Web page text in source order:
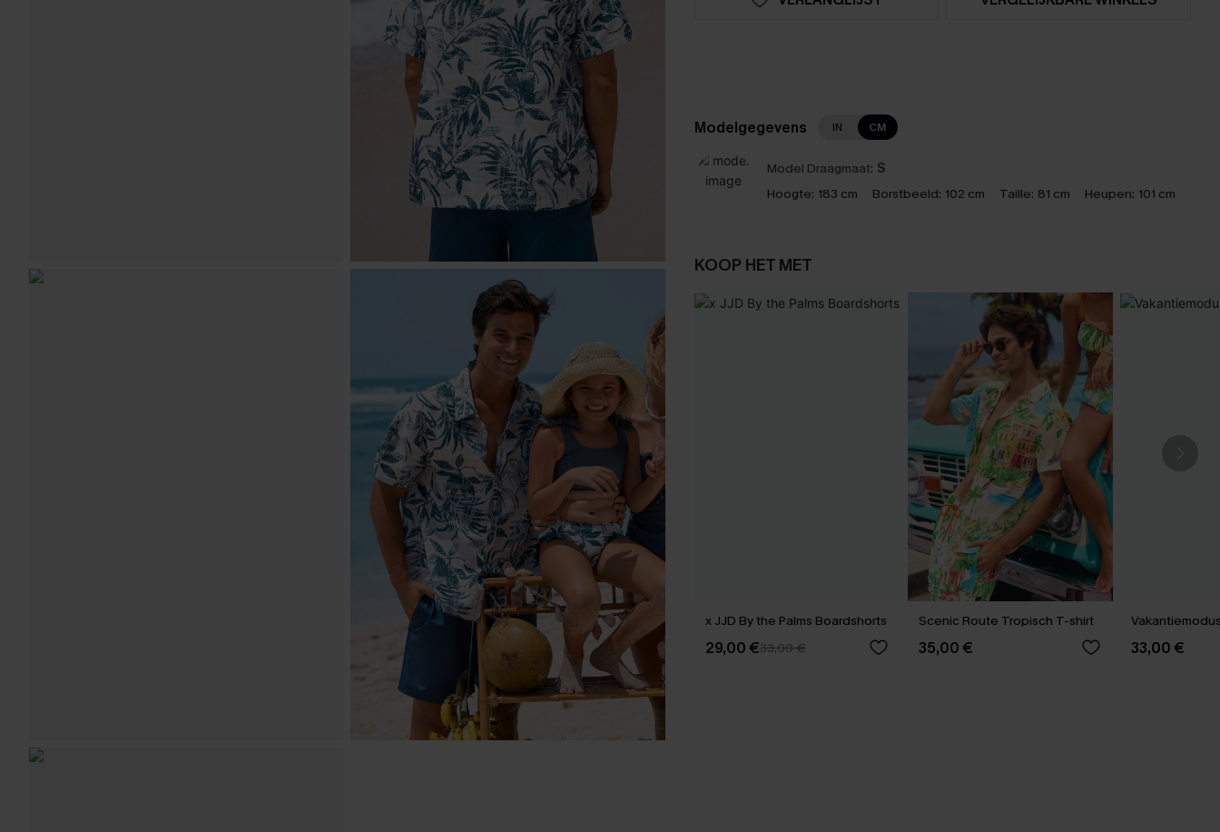
Modelgegevens IN CM
Model Draagmaat: S
Hoogte: 183 cm Borstbeeld: 102 cm Taille: 81 cm Heupen: 101 cm
KOOP HET MET
x JJD By the Palms Boardshorts
29,00 €33,00 €
Scenic Route Tropisch T-shirt
35,00 € 33,00 €